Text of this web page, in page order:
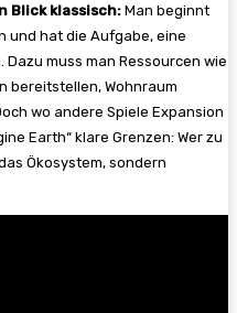
Blick klassisch: Man beginnt
und hat die Aufgabe, eine
muss man Ressourcen wie
bereitstellen, Wohnraum
wo andere Spiele Expansion
Earth“ klare Grenzen: Wer zu
Ökosystem, sondern